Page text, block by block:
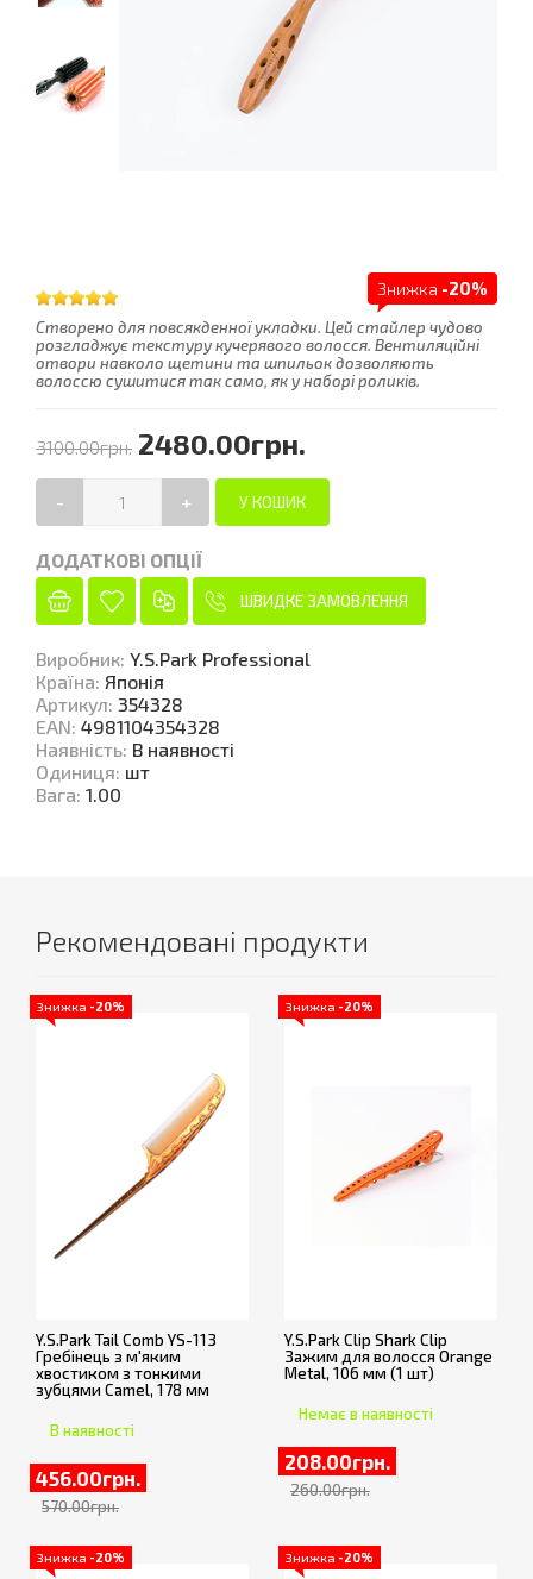
Знижка -20%
Створено для повсякденної укладки. Цей стайлер чудово
розгладжує текстуру кучерявого волосся. Вентиляційні
отвори навколо щетини та шпильок дозволяють
волоссю сушитися так само, як у наборі роликів.
3100.00грн. 2480.00грн.
- +
ДОДАТКОВІ ОПЦІЇ
ШВИДКЕ ЗАМОВЛЕННЯ
Виробник: Y.S.Park Professional
Країна: Японія
Артикул: 354328
EAN: 4981104354328
Наявність: В наявності
Одиниця: шт
Вага: 1.00
Рекомендовані продукти
Знижка -20%
Y.S.Park Tail Comb YS-113
Гребінець з м'яким
хвостиком з тонкими
зубцями Camel, 178 мм
В наявності
456.00грн.
570.00грн.
Знижка -20%
Y.S.Park Clip Shark Clip
Зажим для волосся Orange
Metal, 106 мм (1 шт)
Немає в наявності
208.00грн.
260.00грн.
Знижка -20% Знижка -20%